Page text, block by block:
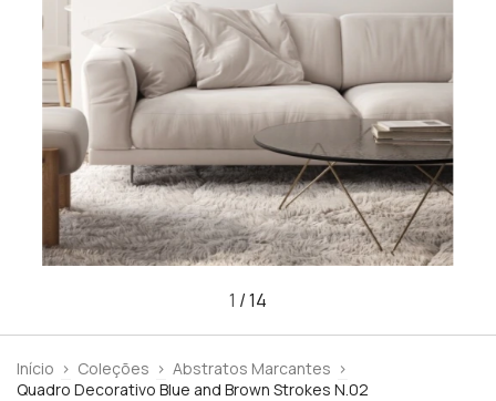
1 /14
Início > Coleções > Abstratos Marcantes >
Quadro Decorativo Blue and Brown Strokes N.02